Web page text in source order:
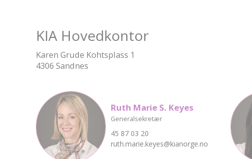
KIA Hovedkontor
Karen Grude Kohtsplass 1
4306 Sandnes
Ruth Marie S. Keyes
Generalsekretær
45 87 03 20
ruth.marie.keyes@kianorge.no